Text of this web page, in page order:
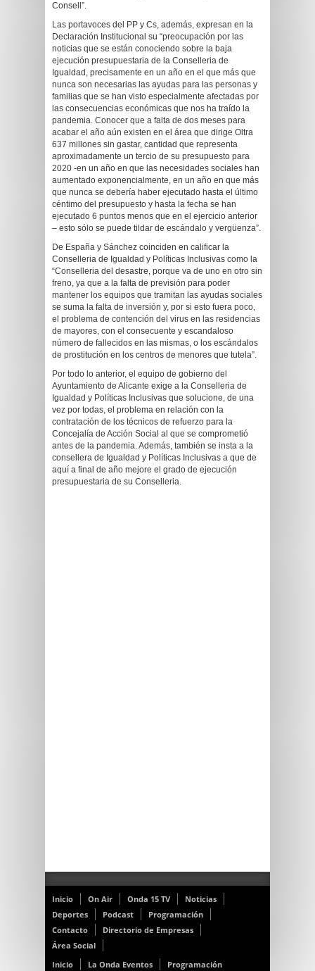
Consell”.
Las portavoces del PP y Cs, además, expresan en la
Declaración Institucional su “preocupación por las
noticias que se están conociendo sobre la baja
ejecución presupuestaria de la Conselleria de
Igualdad, precisamente en un año en el que más que
nunca son necesarias las ayudas para las personas y
familias que se han visto especialmente afectadas por
las consecuencias económicas que nos ha traído la
pandemia. Conocer que a falta de dos meses para
acabar el año aún existen en el área que dirige Oltra
637 millones sin gastar, cantidad que representa
aproximadamente un tercio de su presupuesto para
2020 -en un año en que las necesidades sociales han
aumentado exponencialmente, en un año en que más
que nunca se debería haber ejecutado hasta el último
céntimo del presupuesto y hasta la fecha se han
ejecutado 6 puntos menos que en el ejercicio anterior
– esto sólo se puede tildar de escándalo y vergüenza”.
De España y Sánchez coinciden en calificar la
Conselleria de Igualdad y Políticas Inclusivas como la
“Conselleria del desastre, porque va de uno en otro sin
freno, ya que a la falta de previsión para poder
mantener los equipos que tramitan las ayudas sociales
se suma la falta de inversión y, por si esto fuera poco,
el problema de contención del virus en las residencias
de mayores, con el consecuente y escandaloso
número de fallecidos en las mismas, o los escándalos
de prostitución en los centros de menores que tutela”.
Por todo lo anterior, el equipo de gobierno del
Ayuntamiento de Alicante exige a la Conselleria de
Igualdad y Políticas Inclusivas que solucione, de una
vez por todas, el problema en relación con la
contratación de los técnicos de refuerzo para la
Concejalía de Acción Social al que se comprometió
antes de la pandemia. Además, también se insta a la
consellera de Igualdad y Políticas Inclusivas a que de
aquí a final de año mejore el grado de ejecución
presupuestaria de su Conselleria.
Inicio On Air Onda 15 TV
Noticias
Deportes
Podcast
Programación
Contacto
Directorio de Empresas
Área Social
Inicio
La Onda Eventos Programación